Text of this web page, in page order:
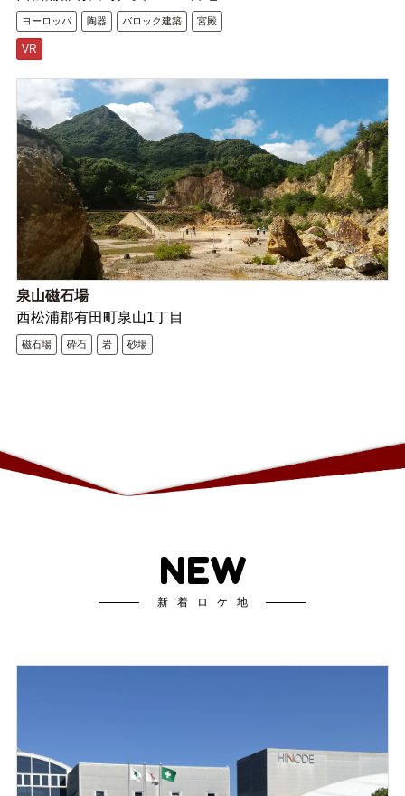
ヨーロッパ 陶器 バロック建築 宮殿
VR
泉山磁石場
西松浦郡有田町泉山1丁目
磁石場 砕石 岩 砂場
NEW
新着ロケ地